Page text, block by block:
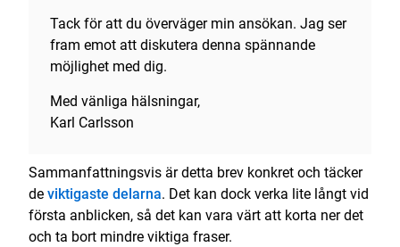
Tack för att du överväger min ansökan. Jag ser
fram emot att diskutera denna spännande
möjlighet med dig.
Med vänliga hälsningar,
Karl Carlsson
Sammanfattningsvis är detta brev konkret och täcker
deviktigaste delarna. Det kan dock verka lite långt vid
första anblicken, så det kan vara värt att korta ner det
och ta bort mindre viktiga fraser.